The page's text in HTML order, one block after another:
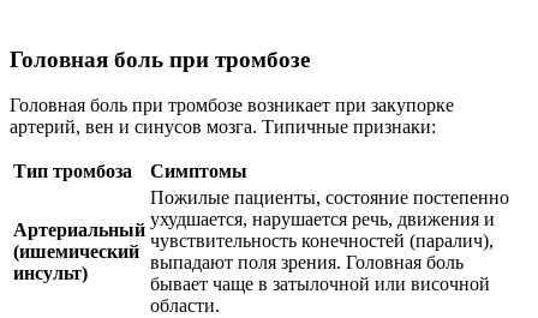
Головная боль при тромбозе
Головная боль при тромбозе возникает при закупорке
артерий, вен и синусов мозга. Типичные признаки:
Тип тромбоза Симптомы
Артериальный
(ишемический
инсульт)
Пожилые пациенты, состояние постепенно
ухудшается, нарушается речь, движения и
чувствительность конечностей (паралич),
выпадают поля зрения. Головная боль
бывает чаще в затылочной или височной
области.